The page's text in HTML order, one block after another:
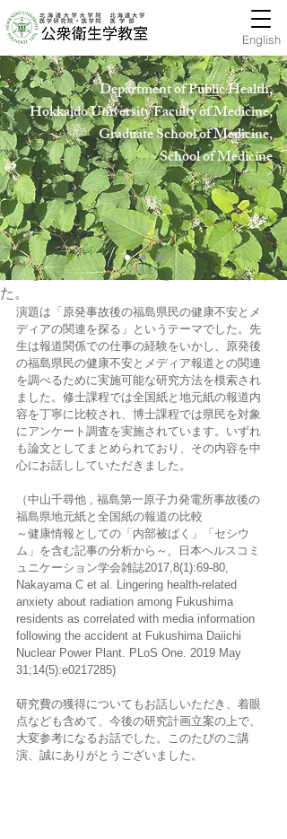
English
Department of Public Health,
Hokkaido University Faculty of Medicine,
Graduate School of Medicine,
School of Medicine
7/27（木）福島県立医科大の中山千尋先生を
お招きし、特別セミナーを開催いたしまし
た。
publichealth-offic
2023年8月3日
演題は「原発事故後の福島県民の健康不安とメ
ディアの関連を探る」というテーマでした。先
生は報道関係での仕事の経験をいかし、原発後
の福島県民の健康不安とメディア報道との関連
を調べるために実施可能な研究方法を模索され
ました。修士課程では全国紙と地元紙の報道内
容を丁寧に比較され、博士課程では県民を対象
にアンケート調査を実施されています。いずれ
も論文としてまとめられており、その内容を中
心にお話ししていただきました。
（中山千尋他 , 福島第一原子力発電所事故後の
福島県地元紙と全国紙の報道の比較
～健康情報としての「内部被ばく」「セシウ
ム」を含む記事の分析から～,  日本ヘルスコミ
ュニケーション学会雑誌2017,8(1):69-80,
Nakayama C et al. Lingering health-related
anxiety about radiation among Fukushima
residents as correlated with media information
following the accident at Fukushima Daiichi
Nuclear Power Plant. PLoS One. 2019 May
31;14(5):e0217285)
研究費の獲得についてもお話しいただき、着眼
点なども含めて、今後の研究計画立案の上で、
大変参考になるお話でした。このたびのご講
演、誠にありがとうございました。